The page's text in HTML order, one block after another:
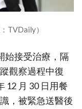
TVDaily）
始接受治療，隔
觀察過程中復
12 月 30 日用餐
，被緊急送醫後